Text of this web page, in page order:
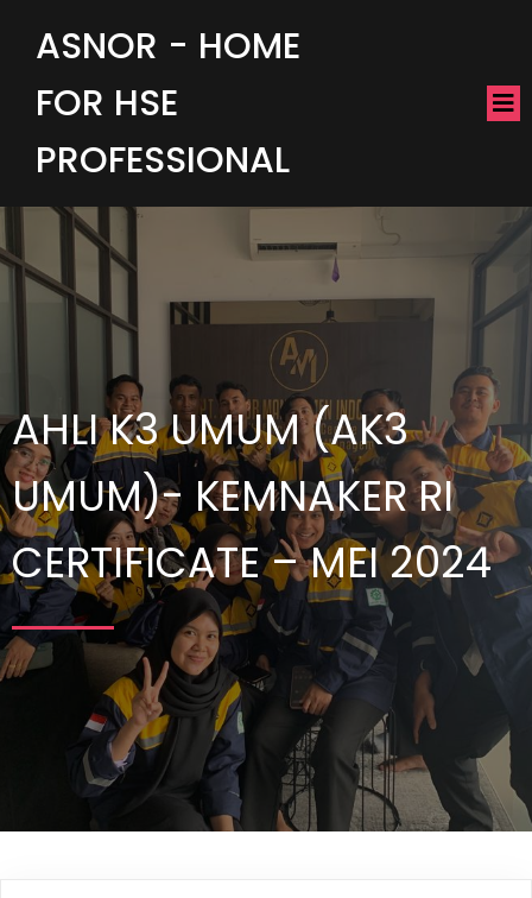
ASNOR - HOME
FOR HSE
PROFESSIONAL
AHLI K3 UMUM (AK3
UMUM)- KEMNAKER RI
CERTIFICATE – MEI 2024